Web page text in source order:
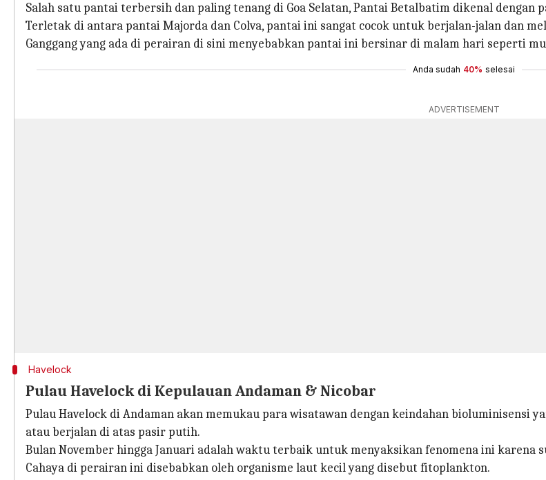
Salah satu pantai terbersih dan paling tenang di Goa Selatan, Pantai Betalbatim dikenal
Terletak di antara pantai Majorda dan Colva, pantai ini sangat cocok untuk berjalan-jalan dan
Ganggang yang ada di perairan di sini menyebabkan pantai ini bersinar di malam hari seperti
Anda sudah 40% selesai
ADVERTISEMENT
Havelock
Pulau Havelock di Kepulauan Andaman & Nicobar
Pulau Havelock di Andaman akan memukau para wisatawan dengan keindahan bioluminisensi
atau berjalan di atas pasir putih.
Bulan November hingga Januari adalah waktu terbaik untuk menyaksikan fenomena ini karena
Cahaya di perairan ini disebabkan oleh organisme laut kecil yang disebut fitoplankton.